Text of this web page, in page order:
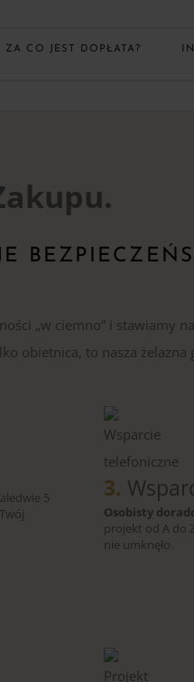
ZA CO JEST DOPŁATA?
„w ciemno” i stawiamy
obietnica, to nasza żelazna
5
3.
Osobisty
projekt od A do
nie umknęło.